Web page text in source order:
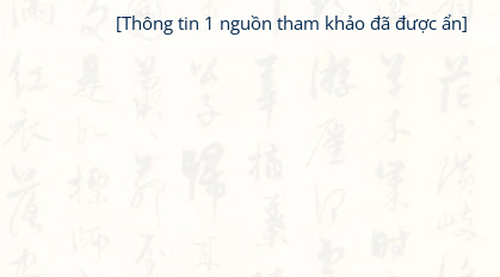
[Thông tin 1 nguồn tham khảo đã được ẩn]